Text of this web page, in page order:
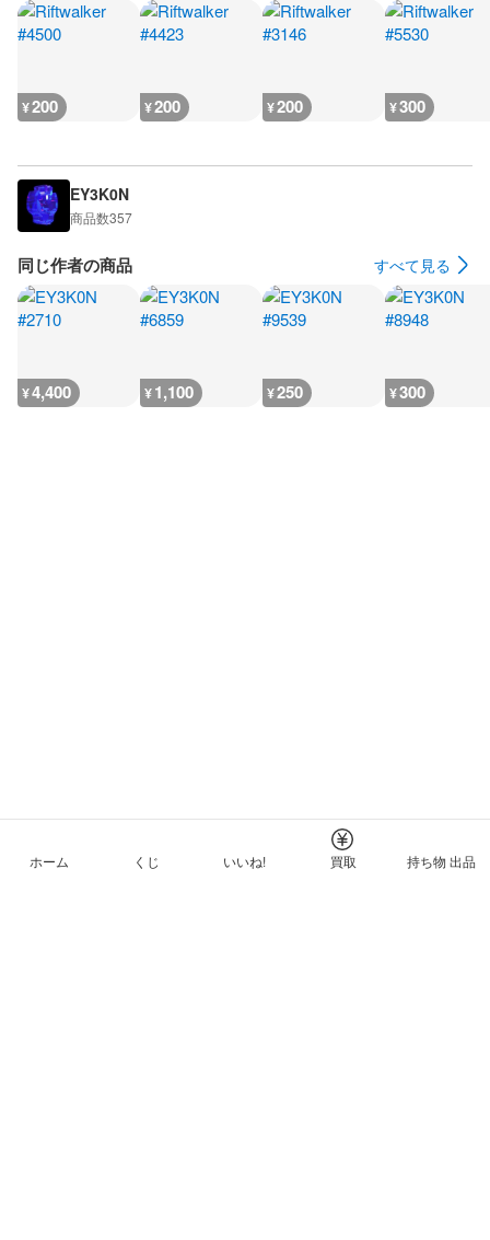
¥200 ¥200 ¥200 ¥300
EY3K0N
商品数357
同じ作者の商品 すべて見る
¥4,400 ¥1,100 ¥250 ¥300
ホーム くじ いいね! 買取 持ち物 出品